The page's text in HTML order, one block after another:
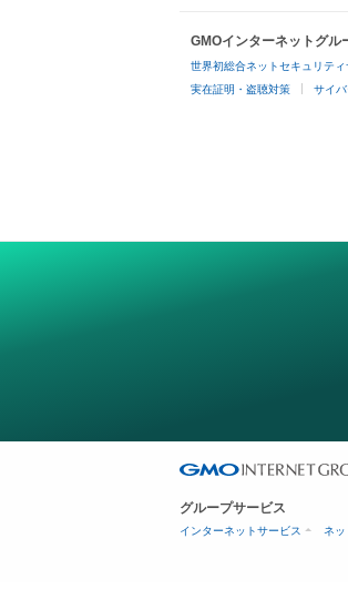
GMOインターネットグル
世界初総合ネットセキュリテ
実在証明・盗聴対策 サイ
グループサービス
インターネットサービス ネッ